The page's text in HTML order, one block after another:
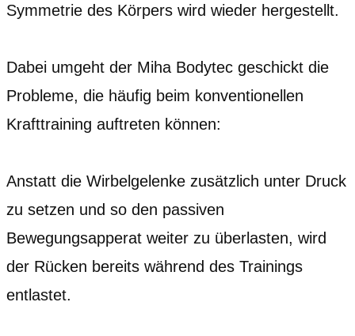
Symmetrie des Körpers wird wieder hergestellt.
Dabei umgeht der Miha Bodytec geschickt die
Probleme, die häufig beim konventionellen
Krafttraining auftreten können:
Anstatt die Wirbelgelenke zusätzlich unter Druck
zu setzen und so den passiven
Bewegungsapperat weiter zu überlasten, wird
der Rücken bereits während des Trainings
entlastet.